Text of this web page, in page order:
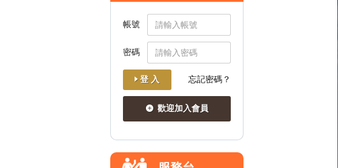
帳號
密碼
登 入 忘記密碼？
歡迎加入會員